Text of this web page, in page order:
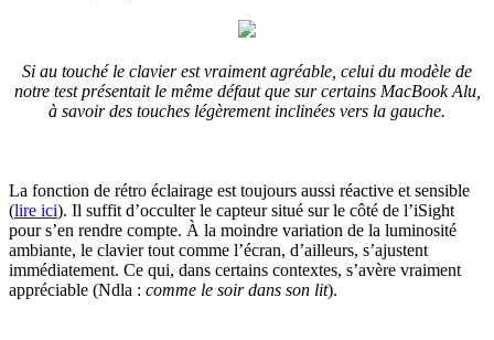
Si au touché le clavier est vraiment agréable, celui du modèle de
notre test présentait le même défaut que sur certains MacBook Alu,
à savoir des touches légèrement inclinées vers la gauche.
La fonction de rétro éclairage est toujours aussi réactive et sensible
(lire ici). Il suffit d’occulter le capteur situé sur le côté de l’iSight
pour s’en rendre compte. À la moindre variation de la luminosité
ambiante, le clavier tout comme l’écran, d’ailleurs, s’ajustent
immédiatement. Ce qui, dans certains contextes, s’avère vraiment
appréciable (Ndla : comme le soir dans son lit).